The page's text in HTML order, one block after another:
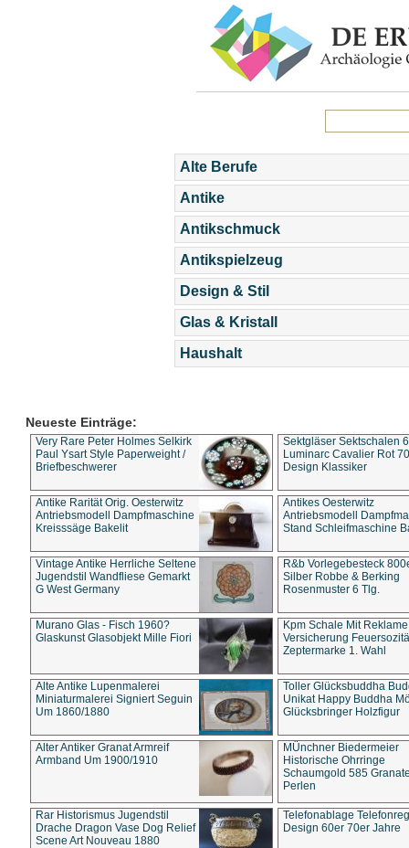
Alte Berufe
Antike
Antikschmuck
Antikspielzeug
Design & Stil
Glas & Kristall
Haushalt
Neueste Einträge:
Very Rare Peter Holmes Selkirk
Paul Ysart Style Paperweight /
Briefbeschwerer
Sektgläser Sektschalen
Luminarc Cavalier Rot
Design Klassiker
Antike Rarität Orig. Oesterwitz
Antriebsmodell Dampfmaschine
Kreisssäge Bakelit
Antikes Oesterwitz
Antriebsmodell
Stand Schleifmaschine
Vintage Antike Herrliche Seltene
Jugendstil Wandfliese Gemarkt
G West Germany
R&b Vorlegebesteck
Silber Robbe & Berking
Rosenmuster 6 Tlg.
Murano Glas - Fisch 1960?
Glaskunst Glasobjekt Mille Fiori
Kpm Schale Mit Reklame
Versicherung
Zeptermarke 1. Wahl
Alte Antike Lupenmalerei
Miniaturmalerei Signiert Seguin
Um 1860/1880
Toller Glücksbuddha
Unikat Happy Buddha
Glücksbringer Holzfigur
Alter Antiker Granat Armreif
Armband Um 1900/1910
MÜnchner Biedermeier
Historische Ohrringe
Schaumgold 585
Perlen
Rar Historismus Jugendstil
Drache Dragon Vase Dog Relief
Scene Art Nouveau 1880
Telefonablage
Design 60er 70er Jahre